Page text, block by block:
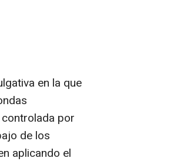
en la que
por
de los
aplicando el